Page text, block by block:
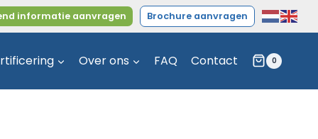
informatie aanvragen Brochure aanvragen
Over ons FAQ Contact 0